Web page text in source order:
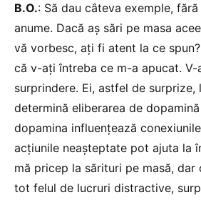
B.O.: Să dau câteva exemple,
anume. Dacă aș sări pe masa
vă vorbesc, ați fi atent la ce
că v-ați întreba ce m-a apucat. V-
surprindere. Ei, astfel de
determină eliberarea de
dopamina influențează
acțiunile neașteptate pot ajuta la
mă pricep la sărituri pe masă,
tot felul de lucruri distractive,